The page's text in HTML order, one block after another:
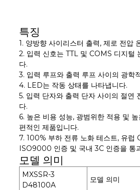
특징
1. 양방향 사이리스터 출력, 제로 전압
2. 입력 신호는 TTL 및 COMS 디지털
다.
3. 입력 루프와 출력 루프 사이의 광학
4. LED는 작동 상태를 나타냅니다.
5. 입력 단자와 출력 단자 사이의 절연
다.
6. 높은 비용 성능, 광범위한 적용 및
편적인 제품입니다.
7. 100% 부하 전류 노화 테스트, 유럽
ISO9000 인증 및 국내 3C 인증을 통
모델 의미
MXSSR-3
D48100A
모델 의미